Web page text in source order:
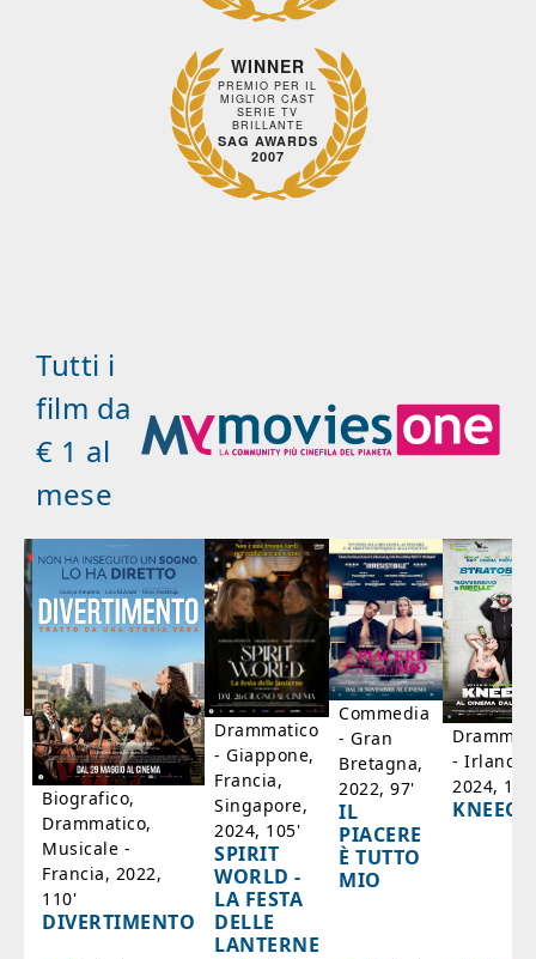
WINNER
PREMIO PER IL
MIGLIOR CAST
SERIE TV
BRILLANTE
SAG AWARDS
2007
Tutti i
film da
€ 1 al
mese
Biografico,
Drammatico,
Musicale -
Francia, 2022,
110'
DIVERTIMENTO
Drammatico
- Giappone,
Francia,
Singapore,
2024, 105'
SPIRIT
WORLD -
LA FESTA
DELLE
LANTERNE
Commedia
- Gran
Bretagna,
2022, 97'
IL
PIACERE
È TUTTO
MIO
- Irlanda,
2024,